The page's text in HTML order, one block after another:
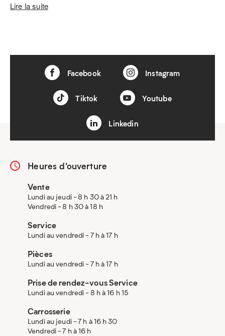
Lire la suite
Facebook Instagram
Tiktok Youtube
Linkedin
Heures d'ouverture
Vente
Lundi au jeudi - 8 h 30 à 21 h
Vendredi - 8 h 30 à 18 h
Service
Lundi au vendredi - 7 h à 17 h
Pièces
Lundi au vendredi - 7 h à 17 h
Prise de rendez-vous Service
Lundi au vendredi - 8 h à 16 h 15
Carrosserie
Lundi au jeudi - 7 h à 16 h 30
Vendredi - 7 h à 16 h